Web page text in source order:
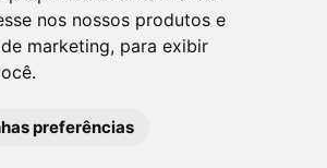
nos nossos produtos e
marketing, para exibir
.
preferências
LGPD